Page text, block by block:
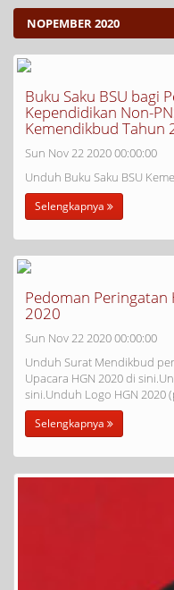
NOPEMBER 2020
Buku Saku BSU bagi
Kependidikan Non-
Kemendikbud Tahun
Sun Nov 22 2020 00:00:00
Unduh Buku Saku BSU
Selengkapnya
Pedoman Peringatan
2020
Sun Nov 22 2020 00:00:00
Unduh Surat Mendikbud
Upacara HGN 2020 di
sini.Unduh Logo HGN 2020
Selengkapnya